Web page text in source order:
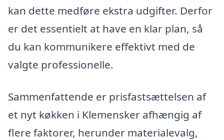
kan dette medføre ekstra udgifter. Derfor
er det essentielt at have en klar plan, så
du kan kommunikere effektivt med de
valgte professionelle.
Sammenfattende er prisfastsættelsen af
et nyt køkken i Klemensker afhængig af
flere faktorer, herunder materialevalg,